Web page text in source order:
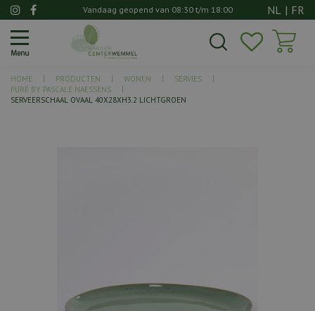
a
HOME PRODUCTEN WONEN
SERVIES
PURE BY PASCALE NAESSENS
SERVEERSCHAAL OVAAL 40X28XH3.2 LICHTGROEN
Vandaag geopend van 08:30t/m 18:00 NL | FR